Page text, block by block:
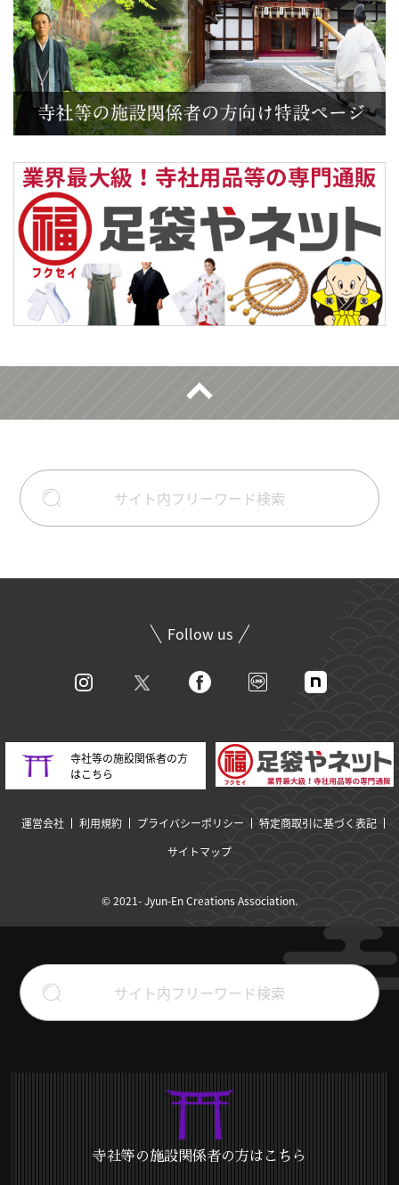
Follow us
寺社等の施設関係者の方
はこちら
運営会社 利用規約 プライバシーポリシー
特定商取引に基づく表記
サイトマップ
© 2021- Jyun-En Creations Association.
寺社等の施設関係者の方はこちら